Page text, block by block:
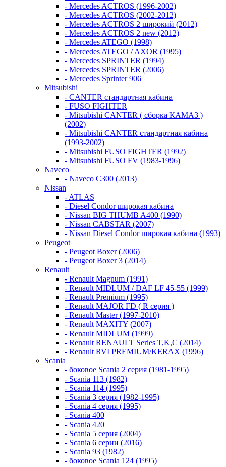
- Mercedes ACTROS (1996-2002)
- Mercedes ACTROS (2002-2012)
- Mercedes ACTROS 2 широкий (2012)
- Mercedes ACTROS 2 new (2012)
- Mercedes ATEGO (1998)
- Mercedes ATEGO / AXOR (1995)
- Mercedes SPRINTER (1994)
- Mercedes SPRINTER (2006)
- Mercedes Sprinter 906
Mitsubishi
- CANTER стандартная кабина
- FUSO FIGHTER
- Mitsubishi CANTER ( сборка КАМАЗ )
(2002)
- Mitsubishi CANTER стандартная кабина
(1993-2002)
- Mitsubishi FUSO FIGHTER (1992)
- Mitsubishi FUSO FV (1983-1996)
Naveco
- Naveco C300 (2013)
Nissan
- ATLAS
- Diesel Condor широкая кабина
- Nissan BIG THUMB A400 (1990)
- Nissan CABSTAR (2007)
- Nissan Diesel Condor широкая кабина (1993)
Peugeot
- Peugeot Boxer (2006)
- Peugeot Boxer 3 (2014)
Renault
- Renault Magnum (1991)
- Renault MIDLUM / DAF LF 45-55 (1999)
- Renault Premium (1995)
- Renault MAJOR FD ( R серия )
- Renault Master (1997-2010)
- Renault MAXITY (2007)
- Renault MIDLUM (1999)
- Renault RENAULT Series T,K,C (2014)
- Renault RVI PREMIUM/KERAX (1996)
Scania
- боковое Scania 2 серия (1981-1995)
- Scania 113 (1982)
- Scania 114 (1995)
- Scania 3 серия (1982-1995)
- Scania 4 серия (1995)
- Scania 400
- Scania 420
- Scania 5 серия (2004)
- Scania 6 серии (2016)
- Scania 93 (1982)
- боковое Scania 124 (1995)